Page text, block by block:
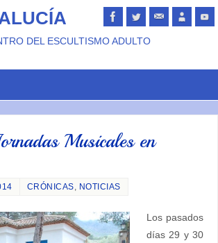
DEL ESCULTISMO ADULTO
Musicales en
CRÓNICAS, NOTICIAS
Los pasados
días 29 y 30